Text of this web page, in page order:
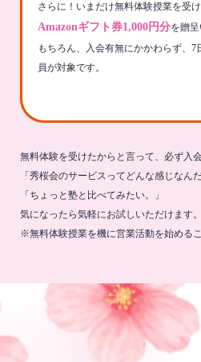
さらに！いまだけ無料体験授業を受
Amazonギフト券1,000円分を贈呈
もちろん、入会有無にかかわらず、
員が対象です。
無料体験を受けたからと言って、必ず入
「秀桜会のサービスってどんな感じなん
「ちょっと塾と比べてみたい。」
気になったら気軽にお試しいただけます。
※無料体験授業を機に営業活動を始める